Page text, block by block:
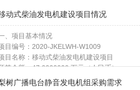
动式柴油发电机建设项目情况
、项目基本情况
目编号：2020-JKELWH-W1009
目名称：移动式柴油发电机建设项目
算金额：47.0000000 万元（人民币）
高限价（如有）：47.0000000 万元（人民币
树广播电台静音发电机组采购需求